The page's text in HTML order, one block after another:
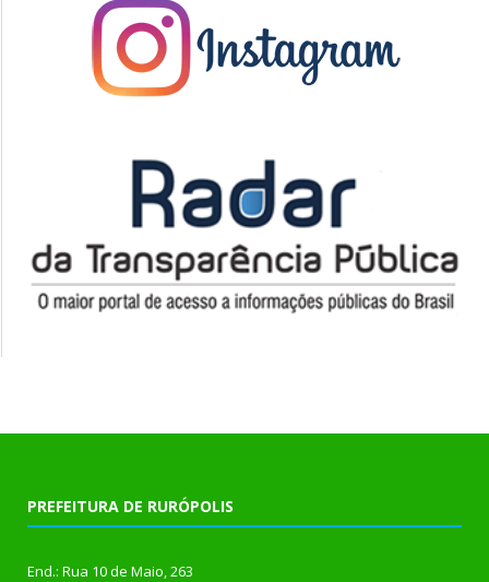
PREFEITURA DE RURÓPOLIS
End.: Rua 10 de Maio, 263